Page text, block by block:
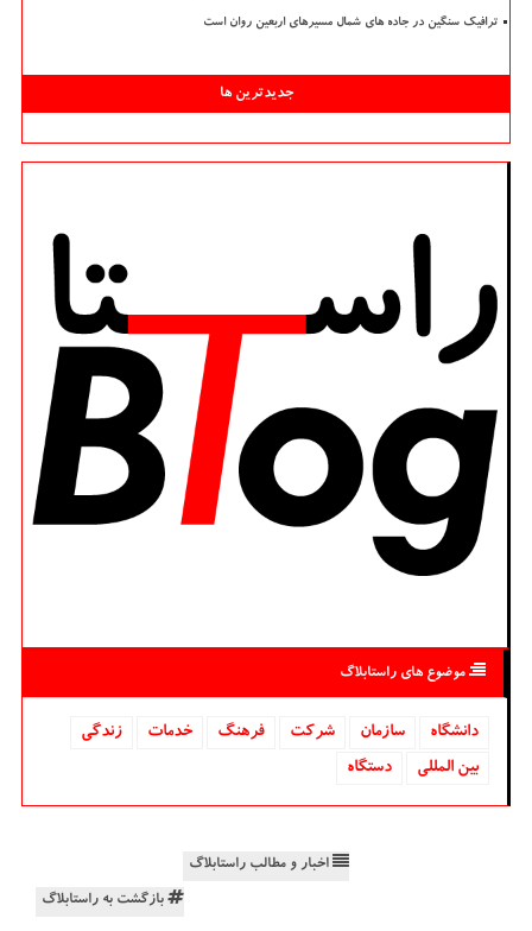
ترافیک سنگین در جاده های شمال مسیرهای اربعین روان است
جدیدترین ها
موضوع های راستابلاگ
دانشگاه‌ سازمان شركت فرهنگ خدمات
زندگی
بین المللی
دستگاه
اخبار و مطالب راستابلاگ
بازگشت به راستابلاگ